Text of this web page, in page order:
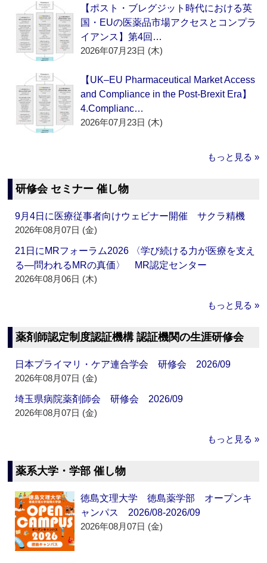
【ポスト・ブレグジット時代における英
国・EUの医薬品市場アクセスとコンプラ
イアンス】第4回…
2026年07月23日 (木)
【UK–EU Pharmaceutical Market Access
and Compliance in the Post-Brexit Era】
4.Complianc…
2026年07月23日 (木)
もっと見る »
研修会 セミナー 催し物
9月4日に医療従事者向けウェビナー開催 サクラ精機
2026年08月07日 (金)
21日にMRフォーラム2026 〈学び続ける力が医療を支え
る―問われるMRの真価〉 MR認定センター
2026年08月06日 (木)
もっと見る »
薬剤師認定制度認証機構 認証機関の生涯研修会
日本プライマリ・ケア連合学会 研修会 2026/09
2026年08月07日 (金)
埼玉県病院薬剤師会 研修会 2026/09
2026年08月07日 (金)
もっと見る »
薬系大学・学部 催し物
徳島文理大学 徳島薬学部 オープンキ
ャンパス 2026/08-2026/09
2026年08月07日 (金)